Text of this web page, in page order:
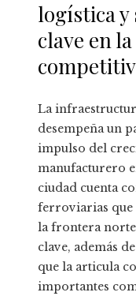
logística y
clave en la
La
desempeña un
impulso del
manufacturero
ciudad cuenta
ferroviarias que
la frontera
clave, además
que la articula
importantes